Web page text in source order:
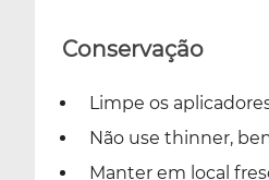
Conservação
Limpe os
Não use thinner,
Manter em local